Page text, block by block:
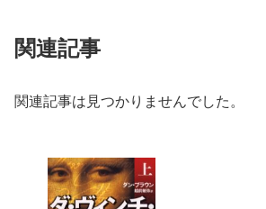
関連記事
関連記事は見つかりませんでした。